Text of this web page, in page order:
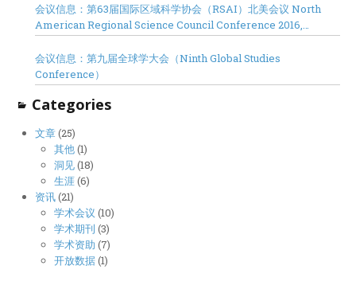
会议信息：第63届国际区域科学协会（RSAI）北美会议 North
American Regional Science Council Conference 2016,
Minneapolis
会议信息：第九届全球学大会（Ninth Global Studies
Conference）
Categories
文章(25)
其他(1)
洞见(18)
生涯(6)
资讯(21)
学术会议 (10)
学术期刊 (3)
学术资助 (7)
开放数据(1)